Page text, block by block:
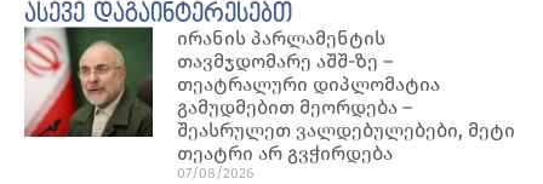
ასევე დაგაინტერესებთ
ირანის პარლამენტის
თავმჯდომარე აშშ-ზე –
თეატრალური დიპლომატია
გამუდმებით მეორდება –
შეასრულეთ ვალდებულებები, მეტი
თეატრი არ გვჭირდება
07/08/2026